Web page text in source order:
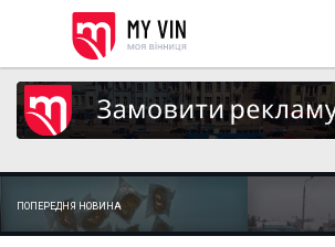
ПОПЕРЕДНЯ НОВИНА